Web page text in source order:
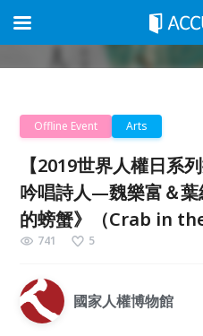
Offline Event Arts
【2019世界人權日系
吟唱詩人—魏樂富＆
的螃蟹》（Crab in
741 5
國家人權博物館